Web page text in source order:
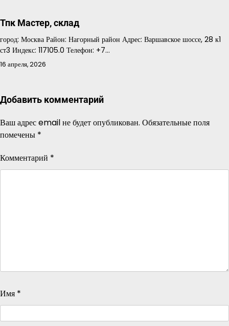
Тпк Мастер, склад
город: Москва Район: Нагорный район Адрес: Варшавское шоссе, 28 к1
ст3 Индекс: 117105.0 Телефон: +7…
16 апреля, 2026
Добавить комментарий
Ваш адрес email не будет опубликован. Обязательные поля
помечены *
Комментарий *
Имя *